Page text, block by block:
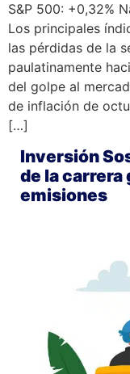
S&P 500: +0,32%
Los principales
las pérdidas de la
paulatinamente
del golpe al
de inflación de
[…]
Inversión
de la carrera
emisiones